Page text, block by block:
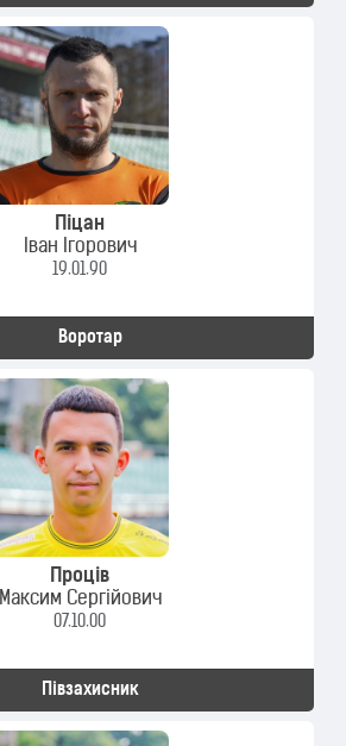
Піцан
Іван Ігорович
19.01.90
Воротар
Проців
Максим Сергійович
07.10.00
Півзахисник